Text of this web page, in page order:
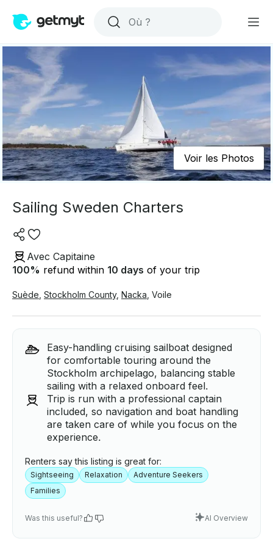
Voir les Photos
Sailing Sweden Charters
Avec Capitaine
100% refund within 10 days of your trip
Suède Stockholm County, Nacka Voile
Easy-handling cruising sailboat designed
for comfortable touring around the
Stockholm archipelago, balancing stable
sailing with a relaxed onboard feel.
Trip is run with a professional captain
included, so navigation and boat handling
are taken care of while you focus on the
experience.
Renters say this listing is great for:
Sightseeing Relaxation
Adventure Seekers
Families
Was this useful? AI Overview